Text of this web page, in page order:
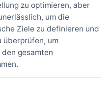
zu optimieren, aber
um die
Ziele zu definieren und
überprüfen, um
gesamten